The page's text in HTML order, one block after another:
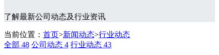
了解最新公司动态及行业资讯
当前位置： 首页>新闻动态>行业动态
全部 48 公司动态 4 行业动态 43